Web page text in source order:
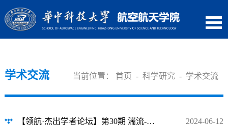
学术交流 当前位置： 首页 -科学研究 - 学术交流
【领航·杰出学者论坛】第30期 湍流-颗粒-静电相互作用的野外观测和数值模拟研究 2024-06-12